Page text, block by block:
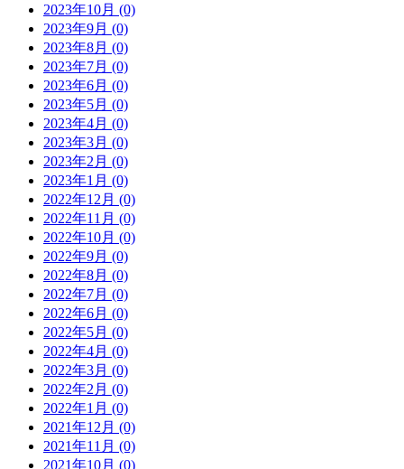
2023年10月 (0)
2023年9月 (0)
2023年8月 (0)
2023年7月 (0)
2023年6月 (0)
2023年5月 (0)
2023年4月 (0)
2023年3月 (0)
2023年2月 (0)
2023年1月 (0)
2022年12月 (0)
2022年11月 (0)
2022年10月 (0)
2022年9月 (0)
2022年8月 (0)
2022年7月 (0)
2022年6月 (0)
2022年5月 (0)
2022年4月 (0)
2022年3月 (0)
2022年2月 (0)
2022年1月 (0)
2021年12月 (0)
2021年11月 (0)
2021年10月 (0)